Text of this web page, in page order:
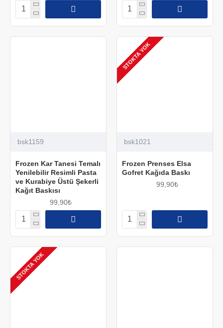
bsk1159
Frozen Kar Tanesi Temalı
Yenilebilir Resimli Pasta
ve Kurabiye Üstü Şekerli
Kağıt Baskısı
99,90₺
STOKTA YOK
bsk1021
Frozen Prenses Elsa
Gofret Kağıda Baskı
99,90₺
STOKTA YOK